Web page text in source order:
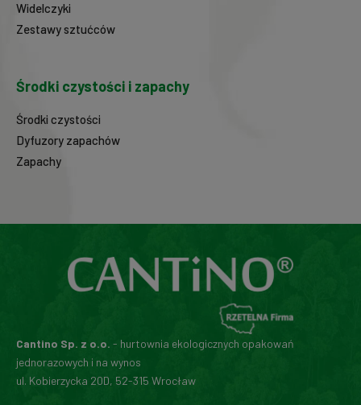
Widelczyki
Zestawy sztućców
Środki czystości i zapachy
Środki czystości
Dyfuzory zapachów
Zapachy
Cantino Sp. z o.o. - hurtownia ekologicznych opakowań
jednorazowych i na wynos
ul. Kobierzycka 20D, 52-315 Wrocław